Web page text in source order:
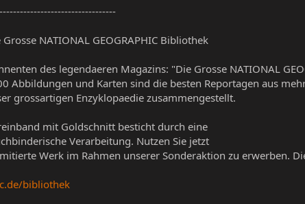
NATIONAL GEOGRAPHIC Bibliothek
des legendaeren Magazins: "Die Grosse NATIONAL
Abbildungen und Karten sind die besten Reportagen aus
grossartigen Enzyklopaedie zusammengestellt.
mit Goldschnitt besticht durch eine
Verarbeitung. Nutzen Sie jetzt
Werk im Rahmen unserer Sonderaktion zu erwerben.
bibliothek